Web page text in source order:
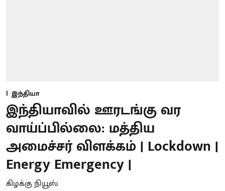
இந்தியா
இந்தியாவில் ஊரடங்கு வர
வாய்ப்பில்லை: மத்திய
அமைச்சர் விளக்கம் | Lockdown |
Energy Emergency |
கிழக்கு நியூஸ்